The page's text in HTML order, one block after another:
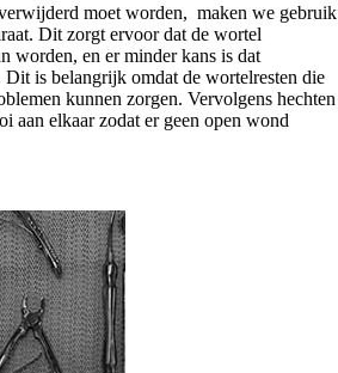
moet worden, maken we gebruik
Dit zorgt ervoor dat de wortel
worden, en er minder kans is dat
is belangrijk omdat de wortelresten die
kunnen zorgen. Vervolgens hechten
aan elkaar zodat er geen open wond